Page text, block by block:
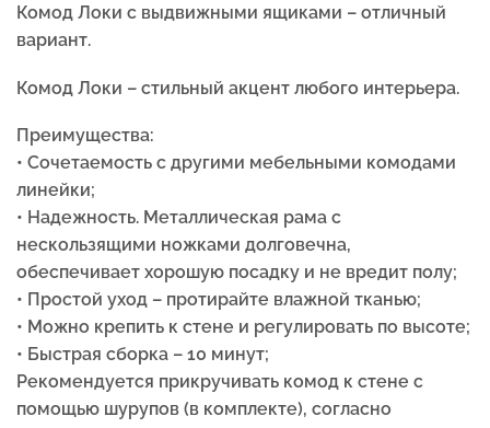
Комод Локи с выдвижными ящиками – отличный
вариант.
Комод Локи – стильный акцент любого интерьера.
Преимущества:
• Сочетаемость с другими мебельными комодами
линейки;
• Надежность. Металлическая рама с
нескользящими ножками долговечна,
обеспечивает хорошую посадку и не вредит полу;
• Простой уход – протирайте влажной тканью;
• Можно крепить к стене и регулировать по высоте;
• Быстрая сборка – 10 минут;
Рекомендуется прикручивать комод к стене с
помощью шурупов (в комплекте), согласно